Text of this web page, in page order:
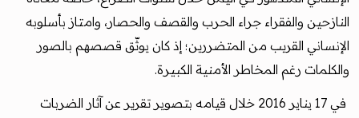
النازحين والفقراء جراء الحرب والقصف والحصار، وامتاز بأسلوبه
الإنساني القريب من المتضررين؛ إذ كان يوثّق قصصهم بالصور
والكلمات رغم المخاطر الأمنية الكبيرة.
في 17 يناير 2016 خلال قيامه بتصوير تقرير عن آثار الضربات